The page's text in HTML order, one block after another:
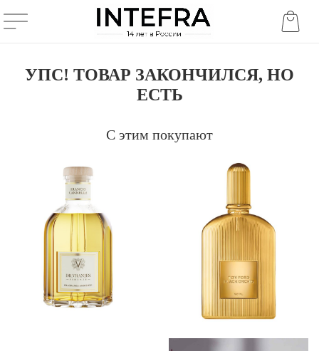
УПС! ТОВАР ЗАКОНЧИЛСЯ, НО
ЕСТЬ
С этим покупают